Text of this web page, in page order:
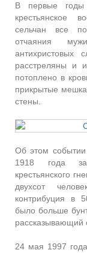
В первые годы
крестьянское
сельчан все
отчаяния
антихристовых
расстреляны и
потоплено в
прикрытые
стены.
Об этом
1918 года
крестьянского
двухсот
контрибуция в
было больше
рассказывающий
24 мая 1997